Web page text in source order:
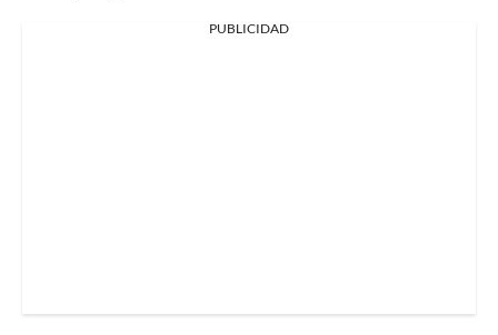
PUBLICIDAD